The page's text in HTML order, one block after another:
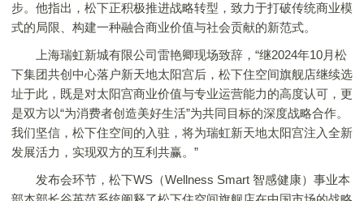
步。他指出，松下正积极推进战略转型，致力于打破传统商业模
式的局限、构建一种融合商业价值与社会贡献的新范式。
上海瑞虹新城有限公司雷艳卿现场致辞，“继2024年10月松
下集团共创中心落户新天地太阳宫后，松下住空间旗舰店继续选
址于此，既是对太阳宫商业价值与专业运营能力的高度认可，更
是双方以“为消费者创造美好生活”为共同目标的深度战略合作。
我们坚信，松下住空间的入驻，将为瑞虹新天地太阳宫注入全新
发展活力，实现双方的互利共赢。”
发布会环节，松下WS（Wellness Smart 智感健康）事业本